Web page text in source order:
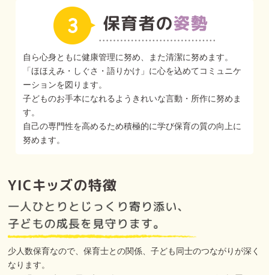
自ら心身ともに健康管理に努め、また清潔に努めます。
「ほほえみ・しぐさ・語りかけ」に心を込めてコミュニケ
ーションを図ります。
子どものお手本になれるようきれいな言動・所作に努めま
す。
自己の専門性を高めるため積極的に学び保育の質の向上に
努めます。
少人数保育なので、保育士との関係、子ども同士のつながりが深く
なります。